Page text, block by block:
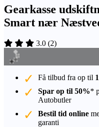
Gearkasse
Smart nær
3.0 (2)
Få tilbud fra op til
Spar op til 50%*
Autobutler
Bestil tid online
garanti